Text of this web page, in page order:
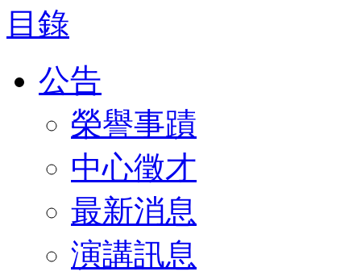
目錄
公告
榮譽事蹟
中心徵才
最新消息
演講訊息